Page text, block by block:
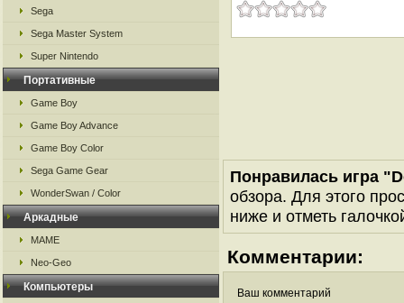
Sega
Sega Master System
Super Nintendo
Портативные
Game Boy
Game Boy Advance
Game Boy Color
Sega Game Gear
WonderSwan / Color
Аркадные
MAME
Neo-Geo
Компьютеры
Понравилась игра
обзора. Для этого
ниже и отметь
Комментарии:
Ваш комментарий